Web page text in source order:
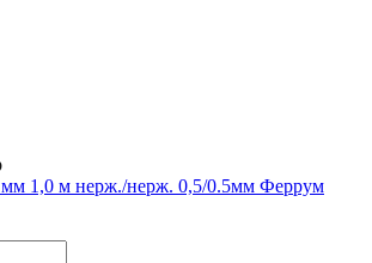
1,0 м нерж./нерж. 0,5/0.5мм Феррум